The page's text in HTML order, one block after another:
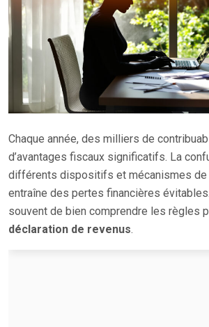
Chaque année, des milliers de
d’avantages fiscaux significatifs. La
différents dispositifs et mécanismes
entraîne des pertes financières
souvent de bien comprendre les règles
déclaration de revenus.